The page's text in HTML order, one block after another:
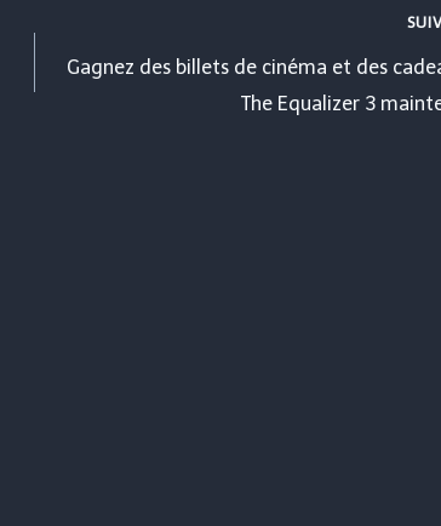
Gagnez des billets de cinéma et des
The Equalizer 3